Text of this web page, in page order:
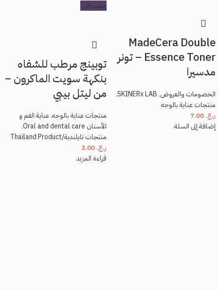
MadeCera Double
Essence Toner – تونر
مدسيرا
الخصومات والعروض,
SKINERx LAB
,
منتجات عناية بالوجه
ر.ع.
إضافة إلى السلة
بيعت كلها
توبينج مرطب للشفاه
بنكهة سويت الماكرون –
من ليتل بيبي
منتجات عناية بالوجه,عناية الفم و
الأسنان Oral and dental care
,
منتجات تايلندية/Thailand Product
ر.ع.
قراءة المزيد